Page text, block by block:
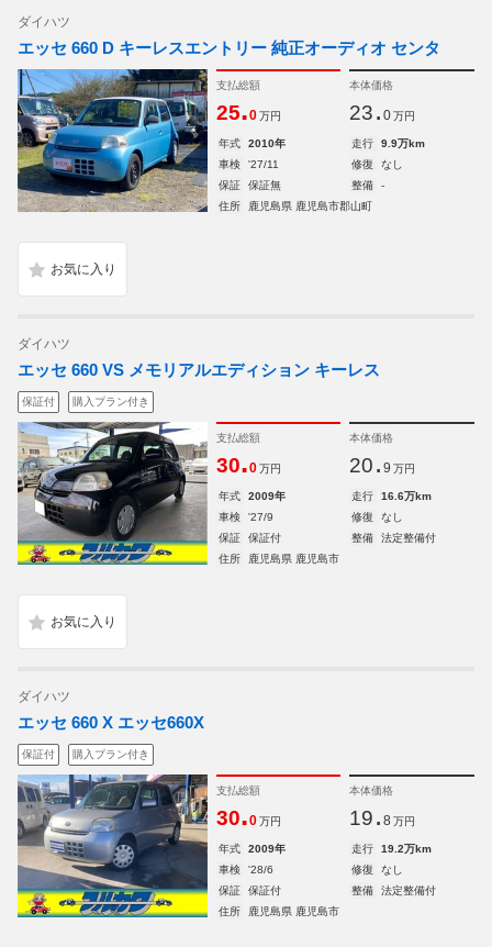
ダイハツ
エッセ 660 D キーレスエントリー 純正オーディオ センタ
支払総額
25.0 万円
本体価格
23. 0 万円
年式 2010年 走行
9.9万km
車検
'27/11 修復
なし
保証
保証無 整備
-
住所
鹿児島県 鹿児島市郡山町
ダイハツ
エッセ 660 VS メモリアルエディション キーレス
保証付 購入プラン付き
支払総額
30.0 万円
本体価格
20. 9 万円
年式 2009年 走行
16.6万km
車検
'27/9 修復
なし
保証
保証付 整備
法定整備付
住所
鹿児島県 鹿児島市
ダイハツ
エッセ 660 X エッセ660X
保証付 購入プラン付き
支払総額
30.0 万円
本体価格
19. 8 万円
年式 2009年 走行
19.2万km
車検
'28/6 修復
なし
保証
保証付 整備
法定整備付
住所
鹿児島県 鹿児島市